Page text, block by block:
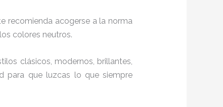
recomienda acogerse a la norma
colores neutros.
clásicos, modernos, brillantes,
para que luzcas lo que siempre